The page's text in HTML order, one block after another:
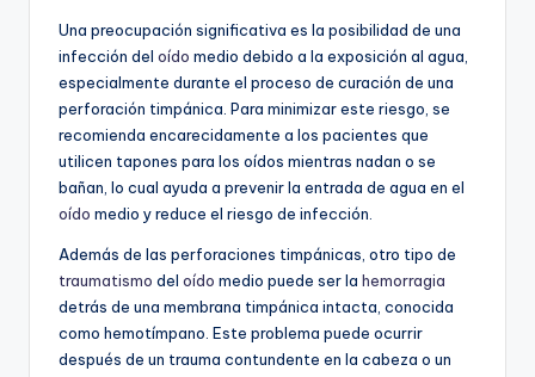
Una preocupación significativa es la posibilidad de una
infección del oído medio debido a la exposición al agua,
especialmente durante el proceso de curación de una
perforación timpánica. Para minimizar este riesgo, se
recomienda encarecidamente a los pacientes que
utilicen tapones para los oídos mientras nadan o se
bañan, lo cual ayuda a prevenir la entrada de agua en el
oído medio y reduce el riesgo de infección.
Además de las perforaciones timpánicas, otro tipo de
traumatismo del oído medio puede ser la hemorragia
detrás de una membrana timpánica intacta, conocida
como hemotímpano. Este problema puede ocurrir
después de un trauma contundente en la cabeza o un